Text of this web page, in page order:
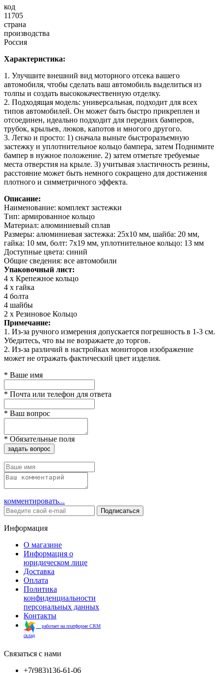
код
11705
страна
производства
Россия
Характеристика:
1. Улучшите внешний вид моторного отсека вашего
автомобиля, чтобы сделать ваш автомобиль выделиться из
толпы и создать высококачественную отделку.
2. Подходящая модель: универсальная, подходит для всех
типов автомобилей. Он может быть быстро прикреплен и
отсоединен, идеально подходит для передних бамперов,
трубок, крыльев, люков, капотов и многого другого.
3. Легко и просто: 1) сначала выньте быстроразъемную
застежку и уплотнительное кольцо бампера, затем Поднимите
бампер в нужное положение. 2) затем отметьте требуемые
места отверстия на крыле. 3) учитывая эластичность резины,
расстояние может быть немного сокращено для достижения
плотного и симметричного эффекта.
Описание:
Наименование: комплект застежки
Тип: армированное кольцо
Материал: алюминиевый сплав
Размеры: алюминиевая застежка: 25x10 мм, шайба: 20 мм,
гайка: 10 мм, болт: 7x19 мм, уплотнительное кольцо: 13 мм
Доступные цвета: синий
Общие сведения: все автомобили
Упаковочный лист:
4 x Крепежное кольцо
4 x гайка
4 болта
4 шайбы
2 x Резиновое Кольцо
Примечание:
1. Из-за ручного измерения допускается погрешность в 1-3 см.
Убедитесь, что вы не возражаете до торгов.
2. Из-за различий в настройках мониторов изображение
может не отражать фактический цвет изделия.
* Ваше имя
* Почта или телефон для ответа
* Ваш вопрос
* Обязательные поля
задать вопрос
комментировать...
Подписаться
Информация
О магазине
Информация о
юридическом лице
Доставка
Оплата
Политика
конфиденциальности
персональных данных
Контакты
работает на платформе CRM
склад
Связаться с нами
+7(983)136-61-06